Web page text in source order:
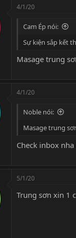
4/1/20
Cam Ép nói:
Sự kiện sắp kết
Masage trung
4/1/20
Noble nói:
Masage trung
Check inbox
5/1/20
Trung sơn xin 1